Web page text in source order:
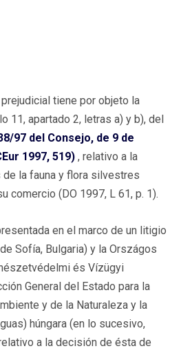
tiene por objeto la
11, apartado 2, letras a) y b), del
97 del Consejo, de 9 de
1997, 519) , relativo a la
la fauna y flora silvestres
comercio (DO 1997, L 61, p. 1).
en el marco de un litigio
Sofía, Bulgaria) y la Országos
és Vízügyi
General del Estado para la
y de la Naturaleza y la
húngara (en lo sucesivo,
a la decisión de ésta de